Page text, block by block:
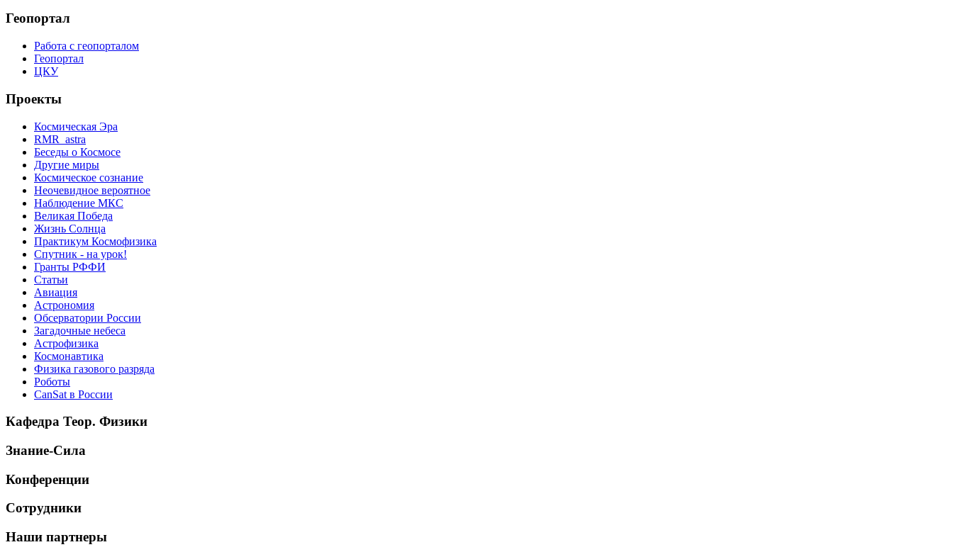
Геопортал
Работа с геопорталом
Геопортал
ЦКУ
Проекты
Космическая Эра
RMR_astra
Беседы о Космосе
Другие миры
Космическое сознание
Неочевидное вероятное
Наблюдение МКС
Великая Победа
Жизнь Солнца
Практикум Космофизика
Спутник - на урок!
Гранты РФФИ
Статьи
Авиация
Астрономия
Обсерватории России
Загадочные небеса
Астрофизика
Космонавтика
Физика газового разряда
Роботы
CanSat в России
Кафедра Теор. Физики
Знание-Сила
Конференции
Сотрудники
Наши партнеры